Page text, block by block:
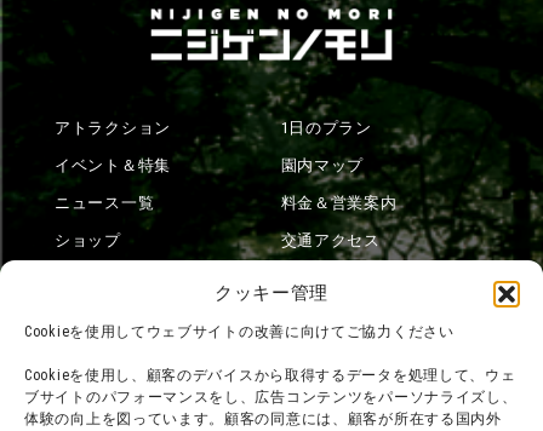
クッキー管理
Cookieを使用してウェブサイトの改善に向けてご協力ください
Cookieを使用し、顧客のデバイスから取得するデータを処理して、ウェ
ブサイトのパフォーマンスをし、広告コンテンツをパーソナライズし、
体験の向上を図っています。顧客の同意には、顧客が所在する国内外
アトラクション
イベント＆特集
ニュース一覧
ショップ
1日のプラン
園内マップ
料金＆営業案内
交通アクセス